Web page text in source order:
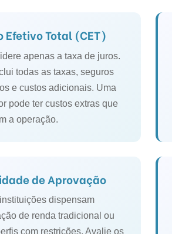
Efetivo Total (CET)
apenas a taxa de juros.
todas as taxas, seguros
e custos adicionais. Uma
pode ter custos extras que
a operação.
de Aprovação
dispensam
de renda tradicional ou
com restrições. Avalie os